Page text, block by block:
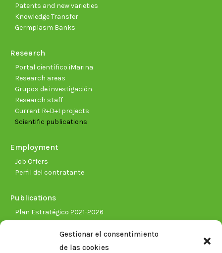
Gestionar el consentimiento
de las cookies
Patents and new varieties
Knowledge Transfer
Germplasm Banks
Research
Portal científico iMarina
Research areas
Grupos de investigación
Research staff
Current R+D+I projects
Scientific publications
Employment
Job Offers
Perfil del contratante
Publications
Plan Estratégico 2021-2026
Memorias corporativas
Biblioteca. Repositorio CITAREA